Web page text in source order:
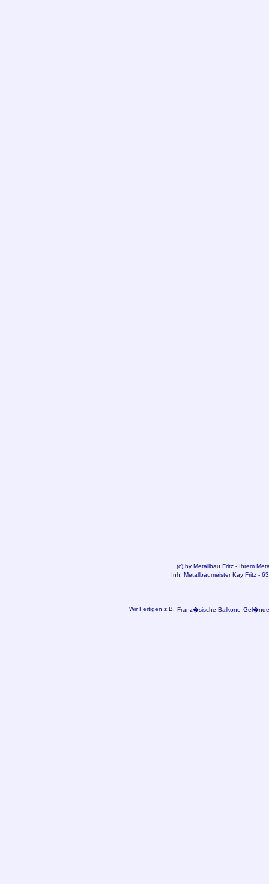
(c) by Metallbau Fritz - Ihrem
Inh. Metallbaumeister Kay Fritz -
Wir Fertigen z.B. Franz�sische Balkone